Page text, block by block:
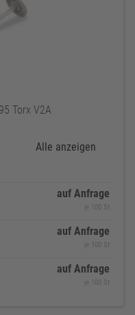
Torx V2A
Alle anzeigen
auf Anfrage
je 100 St
auf Anfrage
je 100 St
auf Anfrage
je 100 St